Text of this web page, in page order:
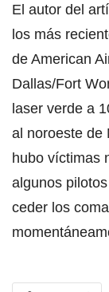
El autor del
los más
de American
Dallas/Fort
laser verde a
al noroeste de
hubo víctimas
algunos
ceder los